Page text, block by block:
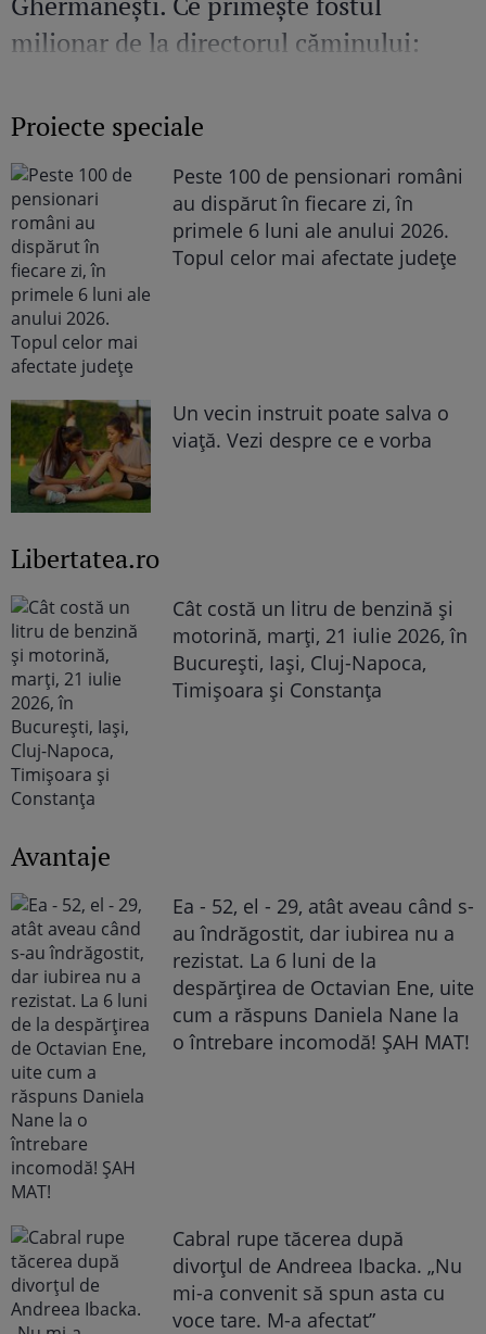
milionar de la directorul căminului:
Proiecte speciale
Peste 100 de pensionari români
au dispărut în fiecare zi, în
primele 6 luni ale anului 2026.
Topul celor mai afectate județe
Un vecin instruit poate salva o
viață. Vezi despre ce e vorba
Libertatea.ro
Cât costă un litru de benzină și
motorină, marți, 21 iulie 2026, în
București, Iași, Cluj-Napoca,
Timișoara și Constanța
Avantaje
Ea - 52, el - 29, atât aveau când s-
au îndrăgostit, dar iubirea nu a
rezistat. La 6 luni de la
despărțirea de Octavian Ene, uite
cum a răspuns Daniela Nane la
o întrebare incomodă! ȘAH MAT!
Cabral rupe tăcerea după
divorțul de Andreea Ibacka. „Nu
mi-a convenit să spun asta cu
voce tare. M-a afectat”